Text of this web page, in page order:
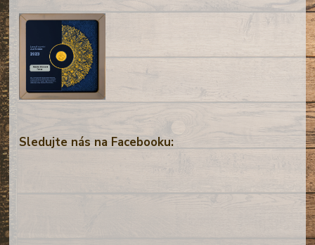
Sledujte nás na Facebooku: